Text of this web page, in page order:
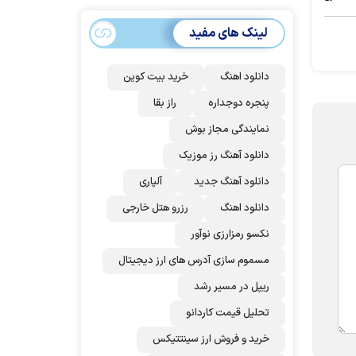
می‌شود؟!
لینک های مفید
دانلود اهنگ
خرید بیت کوین
پنجره دوجداره
راز بقا
نمایندگی مجاز بوش
دانلود آهنگ رز‌ موزیک
دانلود آهنگ جدید
آلپاری
دانلود اهنگ
رزرو هتل خارجی
نکسو رمزارزی نوآور
مسموم سازی آدرس های ارز دیجیتال
ریپل در مسیر رشد
تحلیل قیمت کاردانو
خرید و فروش ارز سینتتیکس